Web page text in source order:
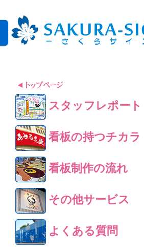
スタッフレポート
看板の持つチカラ
看板制作の流れ
その他サービス
よくある質問